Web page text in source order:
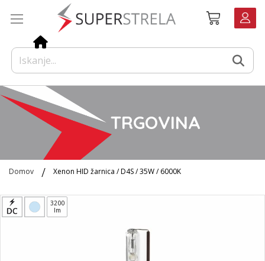
Košarica
TRGOVINA
Domov Xenon HID žarnica / D4S / 35W / 6000K
Preskoči
na
3200
lm